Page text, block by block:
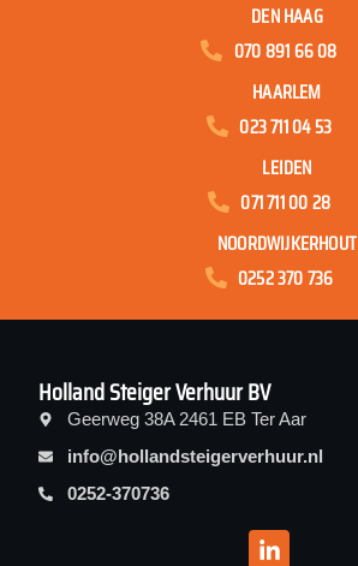
DEN HAAG
070 891 66 08
HAARLEM
023 711 04 53
LEIDEN
071 711 00 28
NOORDWIJKERHOUT
0252 370 736
Holland Steiger Verhuur BV
Geerweg 38A 2461 EB Ter Aar
info@hollandsteigerverhuur.nl
0252-370736